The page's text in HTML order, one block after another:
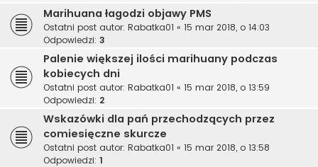
Marihuana łagodzi objawy PMS
Ostatni post autor: Rabatka01 « 15 mar 2018, o 14:03
Odpowiedzi: 3
Palenie większej ilości marihuany podczas
kobiecych dni
Ostatni post autor: Rabatka01 « 15 mar 2018, o 13:59
Odpowiedzi: 2
Wskazówki dla pań przechodzących przez
comiesięczne skurcze
Ostatni post autor: Rabatka01 « 15 mar 2018, o 13:58
Odpowiedzi: 1